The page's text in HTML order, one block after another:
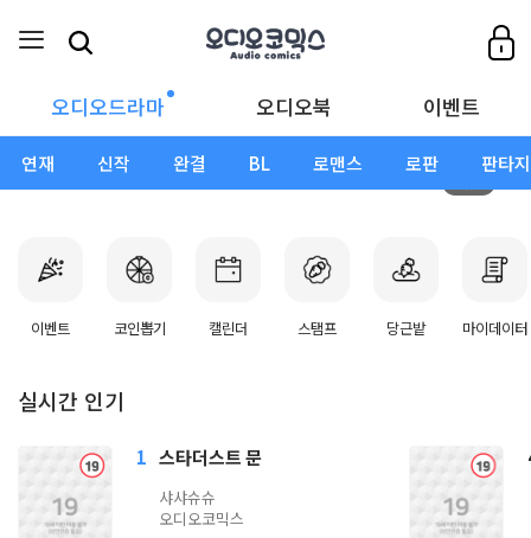
오디오드라마 오디오북 이벤트
연재 신작 완결 BL 로맨스 로판 판타지
인
비
주
얼
이
벤
이벤트 코인뽑기 캘린더 스탬프 당근밭 마이데이터
실시간 인기
1 스타더스트 문
샤샤슈슈
오디오코믹스